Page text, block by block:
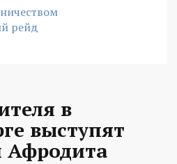
рейд
в
выступят
Афродита